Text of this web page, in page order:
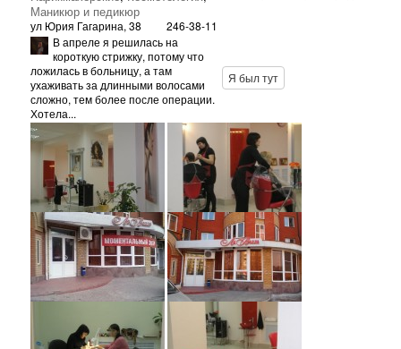
Маникюр и педикюр
ул Юрия Гагарина, 38 246-38-11
В апреле я решилась на
короткую стрижку, потому что
ложилась в больницу, а там
ухаживать за длинными волосами
сложно, тем более после операции.
Хотела...
Я был тут